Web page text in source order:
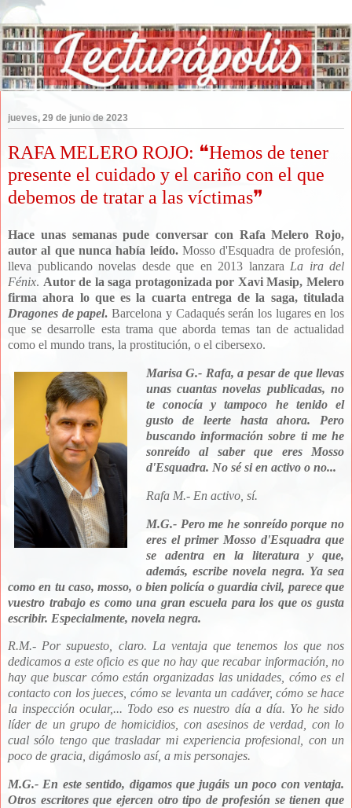
jueves, 29 de junio de 2023
RAFA MELERO ROJO: ❝Hemos de tener
presente el cuidado y el cariño con el que
debemos de tratar a las víctimas❞
Hace unas semanas pude conversar con Rafa Melero Rojo,
autor al que nunca había leído.Mosso d'Esquadra de profesión,
lleva publicando novelas desde que en 2013 lanzara La ira del
Fénix. Autor de la saga protagonizada por Xavi Masip, Melero
firma ahora lo que es la cuarta entrega de la saga, titulada
Dragones de papel. Barcelona y Cadaqués serán los lugares en los
que se desarrolle esta trama que aborda temas tan de actualidad
como el mundo trans, la prostitución, o el cibersexo.
Marisa G.- Rafa, a pesar de que llevas
unas cuantas novelas publicadas, no
te conocía y tampoco he tenido el
gusto de leerte hasta ahora. Pero
buscando información sobre ti me he
sonreído al saber que eres Mosso
d'Esquadra. No sé si en activo o no...
Rafa M.- En activo, sí.
M.G.- Perome he sonreído porque no
eres el primer Mosso d'Esquadra que
se adentra en la literatura y que,
además, escribe novela negra. Ya sea
como en tu caso, mosso, o bien policía o guardia civil, parece que
vuestro trabajo es como una gran escuela para los que os gusta
escribir. Especialmente, novela negra.
R.M.-Por supuesto, claro. La ventaja que tenemos los que nos
dedicamos a este oficio es que no hay que recabar información, no
hay que buscar cómo están organizadas las unidades, cómo es el
contacto con los jueces, cómo se levanta un cadáver, cómo se hace
la inspección ocular,... Todo eso es nuestro día a día. Yo he sido
líder de un grupo de homicidios, con asesinos de verdad, con lo
cual sólo tengo que trasladar mi experiencia profesional, con un
poco de gracia, digámoslo así, a mis personajes.
M.G.- En este sentido, digamos que jugáis un poco con ventaja.
Otros escritores que ejercen otro tipo de profesión se tienen que